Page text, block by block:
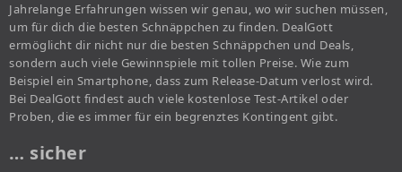
Jahrelange Erfahrungen wissen wir genau, wo wir suchen müssen,
um für dich die besten Schnäppchen zu finden. DealGott
ermöglicht dir nicht nur die besten Schnäppchen und Deals,
sondern auch viele Gewinnspiele mit tollen Preise. Wie zum
Beispiel ein Smartphone, dass zum Release-Datum verlost wird.
Bei DealGott findest auch viele kostenlose Test-Artikel oder
Proben, die es immer für ein begrenztes Kontingent gibt.
… sicher